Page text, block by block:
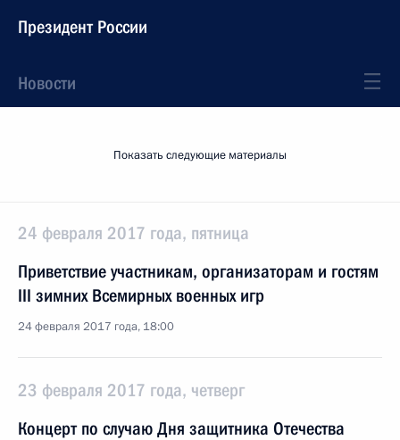
Президент России
Новости
Показать следующие материалы
24 февраля 2017 года, пятница
Приветствие участникам, организаторам и гостям
III зимних Всемирных военных игр
24 февраля 2017 года, 18:00
23 февраля 2017 года, четверг
Концерт по случаю Дня защитника Отечества